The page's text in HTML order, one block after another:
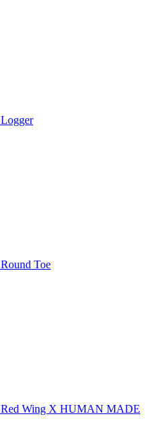
Logger
Round Toe
Red Wing X HUMAN MADE